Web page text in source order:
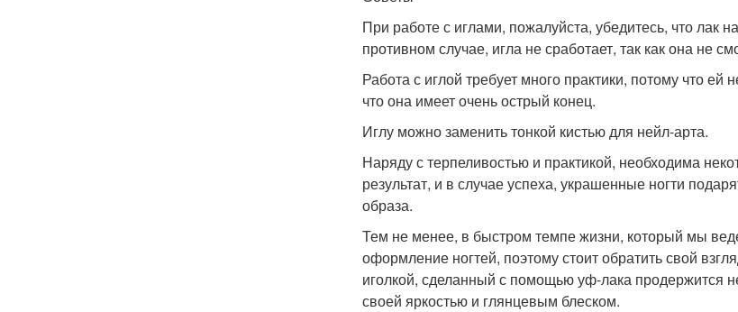
При работе с иглами, пожалуйста, убедитесь, что лак
противном случае, игла не сработает, так как она не
Работа с иглой требует много практики, потому что
что она имеет очень острый конец.
Иглу можно заменить тонкой кистью для нейл-арта.
Наряду с терпеливостью и практикой, необходима
результат, и в случае успеха, украшенные ногти
образа.
Тем не менее, в быстром темпе жизни, который мы
оформление ногтей, поэтому стоит обратить свой
иголкой, сделанный с помощью уф-лака продержится
своей яркостью и глянцевым блеском.